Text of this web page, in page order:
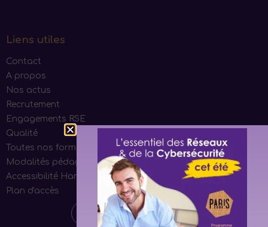
Liens utiles
Contact
A propos
Nos actus
Recrutement
Engagements RSE
Qualité
Toutes nos formations
Modalités pédagogiques
Accessibilité Handicap
Plan d'accès